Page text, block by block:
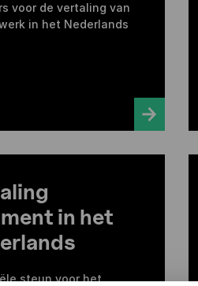
voor de vertaling van
in het Nederlands
in het
steun voor het